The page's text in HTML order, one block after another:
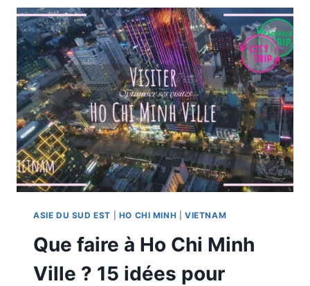
AN
À
LJUBLJANA
ASIE DU SUD EST HO CHI MINH |VIETNAM
Que faire à Ho Chi Minh
Ville ? 15 idées pour